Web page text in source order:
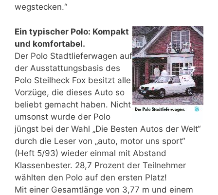
wegstecken.“
Ein typischer Polo: Kompakt
und komfortabel.
Der Polo Stadtlieferwagen auf
der Ausstattungsbasis des
Polo Steilheck Fox besitzt alle
Vorzüge, die dieses Auto so
beliebt gemacht haben. Nicht
umsonst wurde der Polo
jüngst bei der Wahl „Die Besten Autos der Welt“
durch die Leser von „auto, motor uns sport“
(Heft 5/93) wieder einmal mit Abstand
Klassenbester. 28,7 Prozent der Teilnehmer
wählten den Polo auf den ersten Platz!
Mit einer Gesamtlänge von 3,77 m und einem